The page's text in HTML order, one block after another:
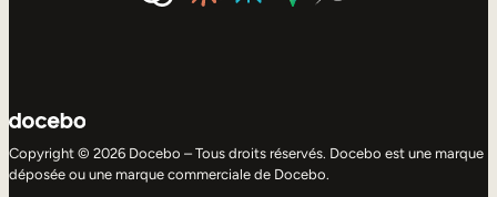
Copyright © 2026 Docebo – Tous droits réservés. Docebo est une marque
déposée ou une marque commerciale de Docebo.